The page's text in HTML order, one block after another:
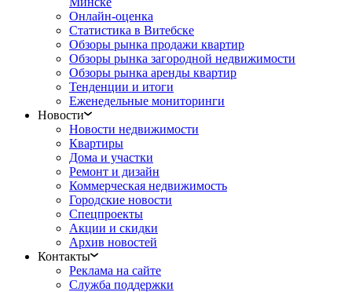
Онлайн-оценка
Статистика в Витебске
Обзоры рынка продажи квартир
Обзоры рынка загородной недвижимости
Обзоры рынка аренды квартир
Тенденции и итоги
Еженедельные мониторинги
Новости
Новости недвижимости
Квартиры
Дома и участки
Ремонт и дизайн
Коммерческая недвижимость
Городские новости
Спецпроекты
Акции и скидки
Архив новостей
Контакты
Реклама на сайте
Служба поддержки